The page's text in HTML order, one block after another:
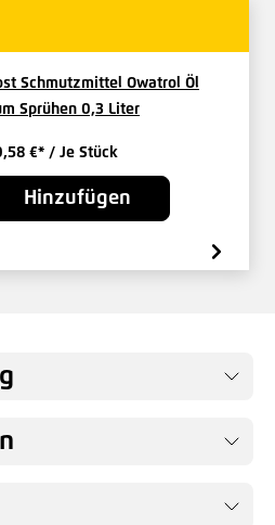
Schmutzmittel Owatrol Öl
Sprühen 0,3 Liter
€* / Je Stück
Hinzufügen